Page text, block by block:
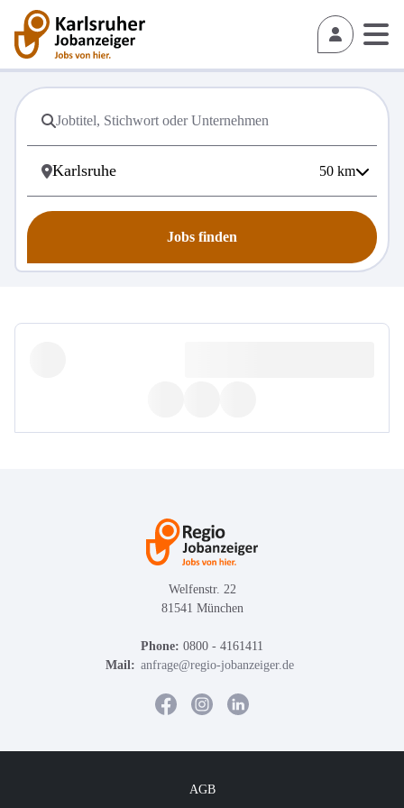
50 km
Jobs finden
Welfenstr. 22
81541 München
Phone: 0800 - 4161411
Mail: anfrage@regio-jobanzeiger.de
AGB